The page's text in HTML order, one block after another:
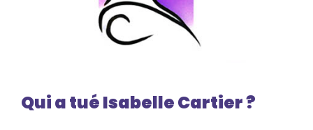
Qui a tué Isabelle Cartier ?